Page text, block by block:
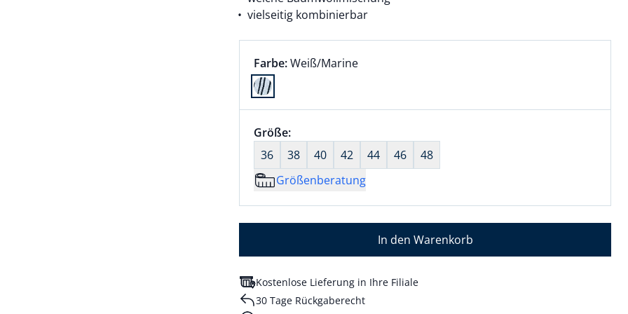
vielseitig kombinierbar
Farbauswahl:
Farbe:aktuell ausgewählt:
Weiß/Marine
Farbe Weiß/Marine ausgewählt
Größenauswahl:
Größe:nichts ausgewählt
36
38 40 42 44 46
48
Größenberatung
In den Warenkorb
Kostenlose Lieferung in Ihre Filiale
30 Tage Rückgaberecht